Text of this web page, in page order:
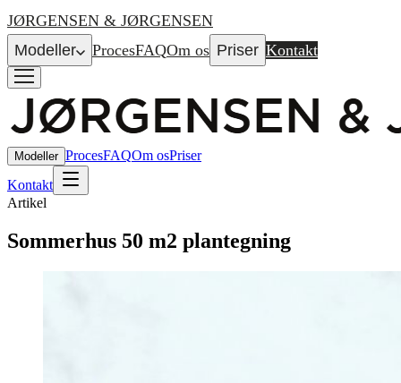
JØRGENSEN & JØRGENSEN
Modeller
ProcesFAQOm os Priser Kontakt
Modeller ProcesFAQOm osPriser
Kontakt
Artikel
Sommerhus 50 m2 plantegning